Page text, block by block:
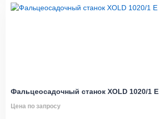
Фальцеосадочный станок XOLD 1020/1 E
Цена по запросу